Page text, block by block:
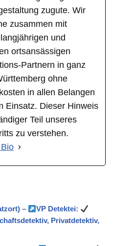
zugute. Wir
zusammen mit
und
ortsansässigen
Partnern in ganz
ohne
in allen Belangen
Einsatz. Dieser Hinweis
Teil unseres
zu verstehen.
–
VP Detektei:
Privatdetektiv,